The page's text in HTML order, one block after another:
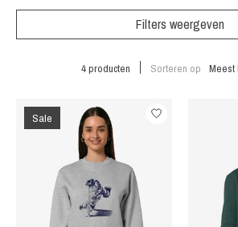
Filters weergeven
4 producten Sorteren op Meest
Sale